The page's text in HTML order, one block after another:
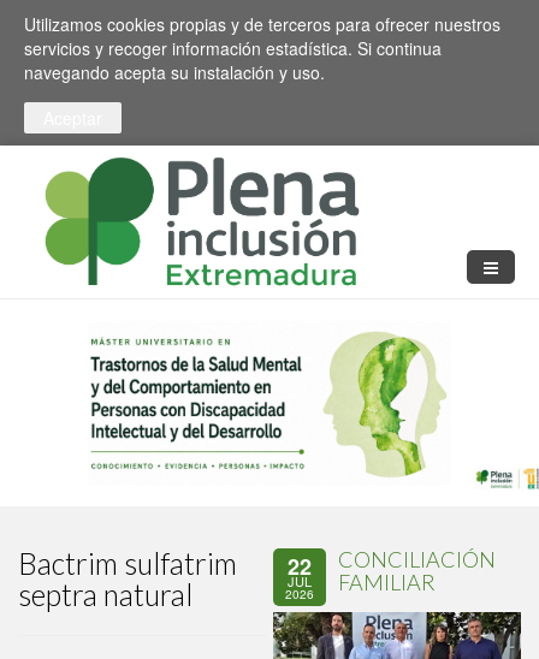
Pasar al contenido principal
Toggle high contrast
Utilizamos cookies propias y de terceros para ofrecer nuestros
servicios y recoger información estadística. Si continua
navegando acepta su instalación y uso.
Bactrim sulfatrim
septra natural
22
JUL
2026
CONCILIACIÓN
FAMILIAR